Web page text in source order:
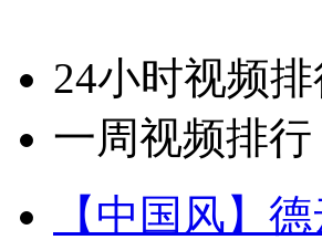
24小时视频
一周视频排行
【中国风】